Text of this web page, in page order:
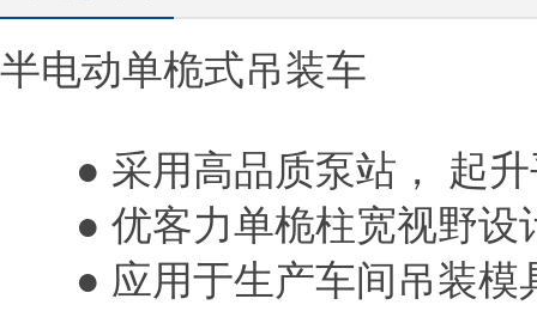
半电动单桅式吊装车
● 采用高品质泵站， 起升
● 优客力单桅柱宽视野设
● 应用于生产车间吊装模